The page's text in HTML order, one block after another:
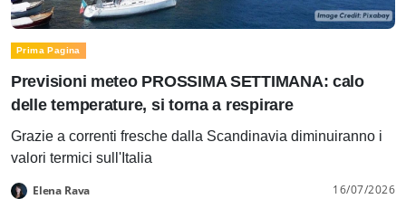
Prima Pagina
Previsioni meteo PROSSIMA SETTIMANA: calo
delle temperature, si torna a respirare
Grazie a correnti fresche dalla Scandinavia diminuiranno i
valori termici sull'Italia
Elena Rava 16/07/2026